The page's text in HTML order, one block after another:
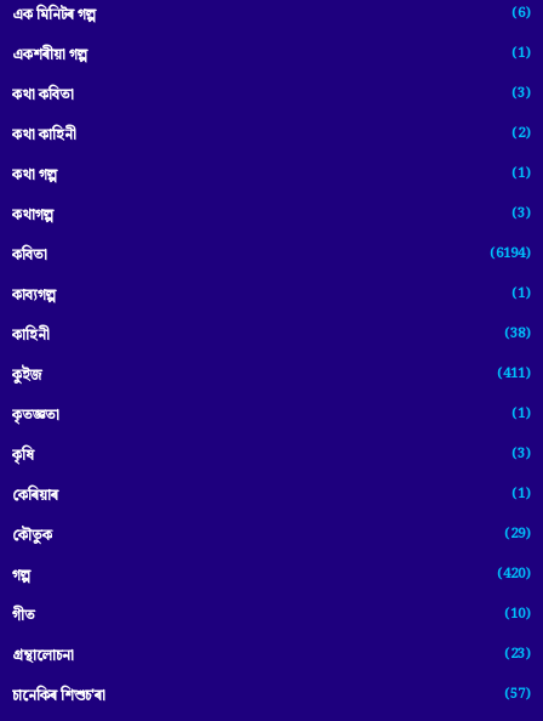
এক মিনিটৰ গল্প (6)
একশৰীয়া গল্প (1)
কথা কবিতা (3)
কথা কাহিনী (2)
কথা গল্প (1)
কথাগল্প (3)
কবিতা (6194)
কাব্যগল্প (1)
কাহিনী (38)
কুইজ (411)
কৃতজ্ঞতা (1)
কৃষি (3)
কেৰিয়াৰ (1)
কৌতুক (29)
গল্প (420)
গীত (10)
গ্ৰন্থালোচনা (23)
চানেকিৰ শিশুচ'ৰা (57)